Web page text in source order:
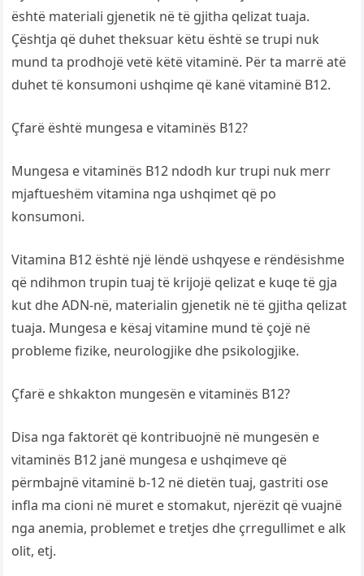
është materiali gjenetik në të gjitha qelizat tuaja.
Çështja që duhet theksuar këtu është se trupi nuk
mund ta prodhojë vetë këtë vitaminë. Për ta marrë atë
duhet të konsumoni ushqime që kanë vitaminë B12.
Çfarë është mungesa e vitaminës B12?
Mungesa e vitaminës B12 ndodh kur trupi nuk merr
mjaftueshëm vitamina nga ushqimet që po
konsumoni.
Vitamina B12 është një lëndë ushqyese e rëndësishme
që ndihmon trupin tuaj të krijojë qelizat e kuqe të gja
kut dhe ADN-në, materialin gjenetik në të gjitha qelizat
tuaja. Mungesa e kësaj vitamine mund të çojë në
probleme fizike, neurologjike dhe psikologjike.
Çfarë e shkakton mungesën e vitaminës B12?
Disa nga faktorët që kontribuojnë në mungesën e
vitaminës B12 janë mungesa e ushqimeve që
përmbajnë vitaminë b-12 në dietën tuaj, gastriti ose
infla ma cioni në muret e stomakut, njerëzit që vuajnë
nga anemia, problemet e tretjes dhe çrregullimet e alk
olit, etj.